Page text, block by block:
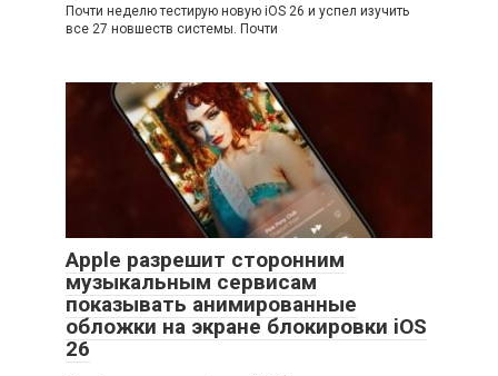
Почти неделю тестирую новую iOS 26 и успел изучить
все 27 новшеств системы. Почти
Apple разрешит сторонним
музыкальным сервисам
показывать анимированные
обложки на экране блокировки iOS
26